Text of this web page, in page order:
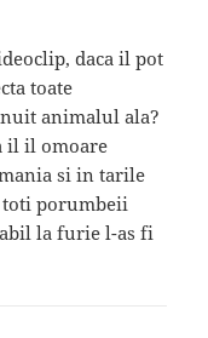
daca il pot
toate
animalul ala?
il il omoare
si in tarile
porumbeii
la furie l-as fi